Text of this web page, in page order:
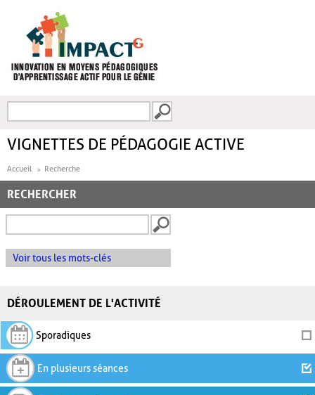
FORMULAIRE DE
VIGNETTES DE PÉDAGOGIE ACTIVE
Accueil Recherche
RECHERCHER
Voir tous les mots-clés
DÉROULEMENT DE L'ACTIVITÉ
Sporadiques
En plusieurs séances